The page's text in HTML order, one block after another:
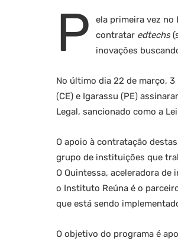
P
ela primeira vez no
contratar edtechs
inovações
No último dia 22 de março,
(CE) e Igarassu (PE)
Legal, sancionado como a
O apoio à contratação
grupo de instituições que
O Quintessa, aceleradora
o Instituto Reúna é o
que está sendo
O objetivo do programa é